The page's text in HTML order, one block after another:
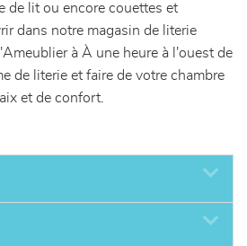
de lit ou encore couettes et
dans notre magasin de literie
à À une heure à l'ouest de
de literie et faire de votre chambre
et de confort.